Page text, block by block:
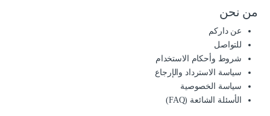
من نحن
عن داركم
للتواصل
شروط وأحكام الاستخدام
سياسة الاسترداد والإرجاع
سياسة الخصوصية
الأسئلة الشائعة (FAQ)